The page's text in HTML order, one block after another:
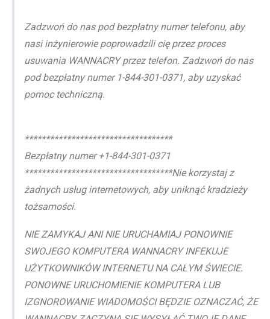
Zadzwoń do nas pod bezpłatny numer telefonu, aby
nasi inżynierowie poprowadzili cię przez proces
usuwania WANNACRY przez telefon. Zadzwoń do nas
pod bezpłatny numer 1-844-301-0371, aby uzyskać
pomoc techniczną.
***********************************
Bezpłatny numer +1-844-301-0371
***********************************Nie korzystaj z
żadnych usług internetowych, aby uniknąć kradzieży
tożsamości.
NIE ZAMYKAJ ANI NIE URUCHAMIAJ PONOWNIE
SWOJEGO KOMPUTERA WANNACRY INFEKUJE
UŻYTKOWNIKÓW INTERNETU NA CAŁYM ŚWIECIE.
PONOWNE URUCHOMIENIE KOMPUTERA LUB
IZGNOROWANIE WIADOMOŚCI BĘDZIE OZNACZAĆ, ŻE